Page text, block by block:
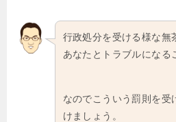
行政処分を受ける様な無
あなたとトラブルになる
なのでこういう罰則を受
けましょう。